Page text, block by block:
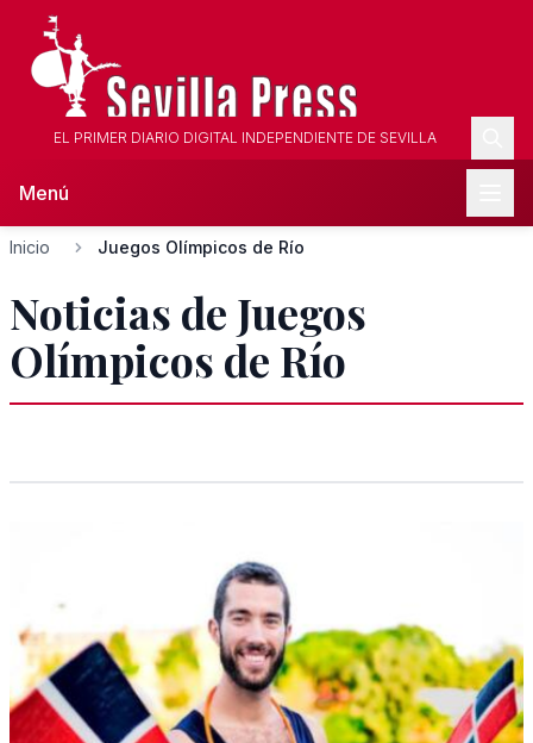
EL PRIMER DIARIO DIGITAL INDEPENDIENTE DE SEVILLA
Menú
Inicio Juegos Olímpicos de Río
Noticias de Juegos
Olímpicos de Río